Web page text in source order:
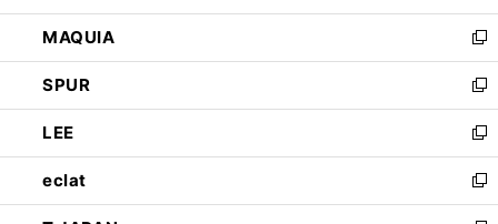
ン
ド
ウ
で
開
く
ウ
ィ
ン
ド
ウ
で
開
く
し
い
ウ
ィ
ン
ド
ウ
で
開
MAQUIA
新
し
い
ウ
ィ
ン
ド
ウ
SPUR
新
し
い
ウ
ィ
ン
LEE
新
し
い
ウ
eclat
新
し